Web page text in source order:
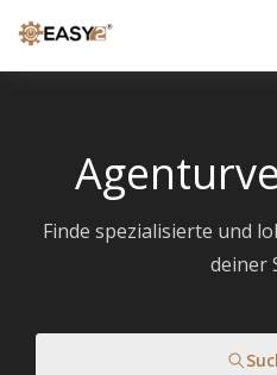
Finde spezialisierte und
deiner